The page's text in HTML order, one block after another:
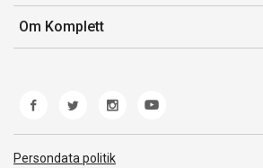
Mærker/producent
Fortrydelsesret
Kontakt os
Kundeservice
Fejl/Mangler
Fragt og levering
Om Komplett
Persondata politik